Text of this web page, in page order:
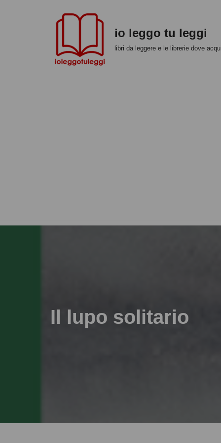
io leggo tu leggi
libri da leggere e le librerie dove
Il lupo solitario